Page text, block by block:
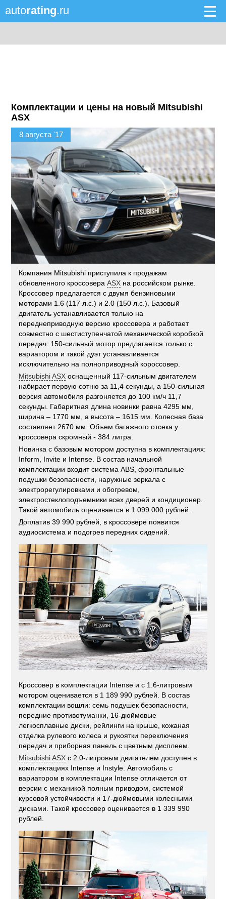
autorating.ru
Комплектации и цены на новый Mitsubishi
ASX
8 августа '17
Компания Mitsubishi приступила к продажам
обновленного кроссовераASX на российском рынке.
Кроссовер предлагается с двумя бензиновыми
моторами 1.6 (117 л.с.) и 2.0 (150 л.с.). Базовый
двигатель устанавливается только на
переднеприводную версию кроссовера и работает
совместно с шестиступенчатой механической коробкой
передач. 150-сильный мотор предлагается только с
вариатором и такой дуэт устанавливается
исключительно на полноприводный короссовер.
Mitsubishi ASX оснащенный 117-сильным двигателем
набирает первую сотню за 11,4 секунды, а 150-сильная
версия автомобиля разгоняется до 100 км/ч 11,7
секунды. Габаритная длина новинки равна 4295 мм,
ширина – 1770 мм, а высота – 1615 мм. Колесная база
составляет 2670 мм. Объем багажного отсека у
кроссовера скромный - 384 литра.
Новинка с базовым мотором доступна в комплектациях:
Inform, Invite и Intense. В состав начальной
комплектации входит система ABS, фронтальные
подушки безопасности, наружные зеркала с
электрорегулировками и обогревом,
электростеклоподъемники всех дверей и кондиционер.
Такой автомобиль оценивается в 1 099 000 рублей.
Доплатив 39 990 рублей, в кроссовере появится
аудиосистема и подогрев передних сидений.
Кроссовер в комплектации Intense и с 1.6-литровым
мотором оценивается в 1 189 990 рублей. В состав
комплектации вошли: семь подушек безопасности,
передние противотуманки, 16-дюймовые
легкосплавные диски, рейлинги на крыше, кожаная
отделка рулевого колеса и рукоятки переключения
передач и приборная панель с цветным дисплеем.
Mitsubishi ASX с 2.0-литровым двигателем доступен в
комплектациях Intense и Instyle. Автомобиль с
вариатором в комплектации Intense отличается от
версии с механикой полным приводом, системой
курсовой устойчивости и 17-дюймовыми колесными
дисками. Такой кроссовер оценивается в 1 339 990
рублей.